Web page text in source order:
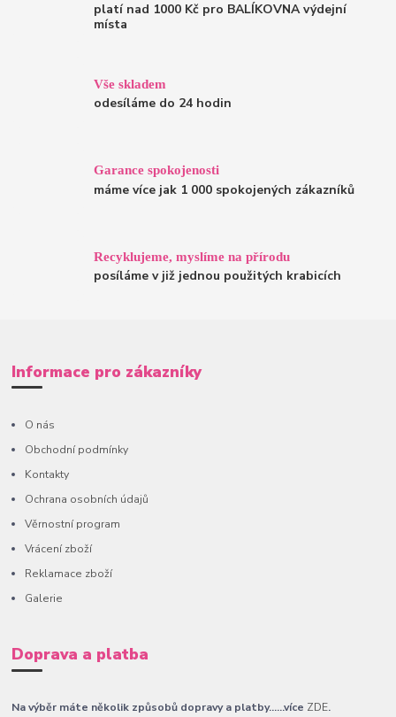
platí nad 1000 Kč pro BALÍKOVNA výdejní
místa
Vše skladem
odesíláme do 24 hodin
Garance spokojenosti
máme více jak 1 000 spokojených zákazníků
Recyklujeme, myslíme na přírodu
posíláme v již jednou použitých krabicích
Informace pro zákazníky
O nás
Obchodní podmínky
Kontakty
Ochrana osobních údajů
Věrnostní program
Vrácení zboží
Reklamace zboží
Galerie
Doprava a platba
Na výběr máte několik způsobů dopravy a platby......více ZDE.